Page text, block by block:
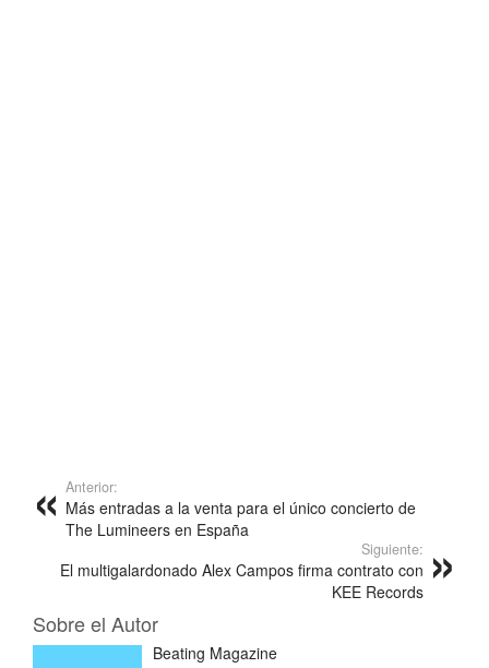
Anterior:
Más entradas a la venta para el único concierto de
The Lumineers en España
Siguiente:
El multigalardonado Alex Campos firma contrato con
KEE Records
Sobre el Autor
Beating Magazine